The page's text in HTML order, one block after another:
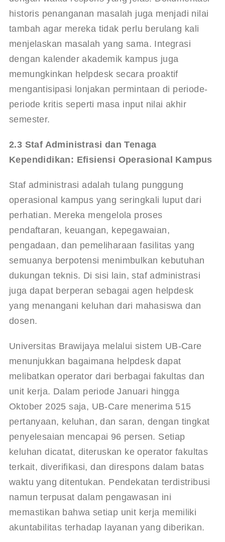
historis penanganan masalah juga menjadi nilai
tambah agar mereka tidak perlu berulang kali
menjelaskan masalah yang sama. Integrasi
dengan kalender akademik kampus juga
memungkinkan helpdesk secara proaktif
mengantisipasi lonjakan permintaan di periode-
periode kritis seperti masa input nilai akhir
semester.
2.3 Staf Administrasi dan Tenaga
Kependidikan: Efisiensi Operasional Kampus
Staf administrasi adalah tulang punggung
operasional kampus yang seringkali luput dari
perhatian. Mereka mengelola proses
pendaftaran, keuangan, kepegawaian,
pengadaan, dan pemeliharaan fasilitas yang
semuanya berpotensi menimbulkan kebutuhan
dukungan teknis. Di sisi lain, staf administrasi
juga dapat berperan sebagai agen helpdesk
yang menangani keluhan dari mahasiswa dan
dosen.
Universitas Brawijaya melalui sistem UB-Care
menunjukkan bagaimana helpdesk dapat
melibatkan operator dari berbagai fakultas dan
unit kerja. Dalam periode Januari hingga
Oktober 2025 saja, UB-Care menerima 515
pertanyaan, keluhan, dan saran, dengan tingkat
penyelesaian mencapai 96 persen. Setiap
keluhan dicatat, diteruskan ke operator fakultas
terkait, diverifikasi, dan direspons dalam batas
waktu yang ditentukan. Pendekatan terdistribusi
namun terpusat dalam pengawasan ini
memastikan bahwa setiap unit kerja memiliki
akuntabilitas terhadap layanan yang diberikan.